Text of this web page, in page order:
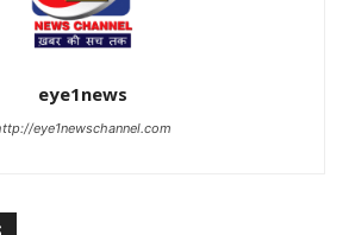
eye1news
eye1newschannel.com